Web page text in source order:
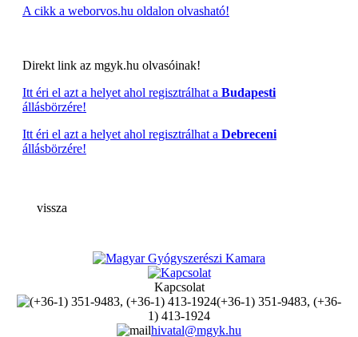
A cikk a weborvos.hu oldalon olvasható!
Direkt link az mgyk.hu olvasóinak!
Itt éri el azt a helyet ahol regisztrálhat a Budapesti
állásbörzére!
Itt éri el azt a helyet ahol regisztrálhat a Debreceni
állásbörzére!
vissza
Kapcsolat
(+36-1) 351-9483, (+36-
1) 413-1924
hivatal@mgyk.hu